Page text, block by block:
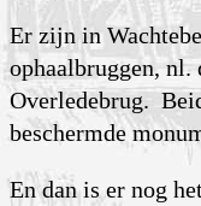
Er zijn in
ophaalbruggen, nl.
Overledebrug.
beschermde
En dan is er nog